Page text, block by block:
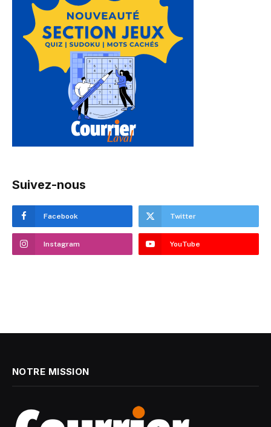
Suivez-nous
Facebook Twitter
Instagram YouTube
NOTRE MISSION